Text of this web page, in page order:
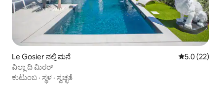
Le Gosier ನಲ್ಲಿ ಮನೆ 5 ರಲ್ಲಿ 5.0
5.0 (22)
ವಿಲ್ಲಾ ದಿ ಮಿರರ್
ಕುಟುಂಬ · ಸ್ಥಳ · ಸ್ವಚ್ಛತೆ